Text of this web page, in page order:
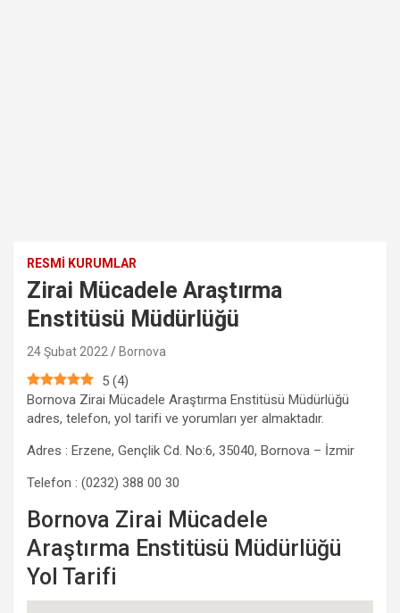
RESMI KURUMLAR
Zirai Mücadele Araştırma
Enstitüsü Müdürlüğü
24 Şubat 2022 Bornova
5 (4)
Bornova Zirai Mücadele Araştırma Enstitüsü Müdürlüğü
adres, telefon, yol tarifi ve yorumları yer almaktadır.
Adres : Erzene, Gençlik Cd. No:6, 35040, Bornova – İzmir
Telefon : (0232) 388 00 30
Bornova Zirai Mücadele
Araştırma Enstitüsü Müdürlüğü
Yol Tarifi